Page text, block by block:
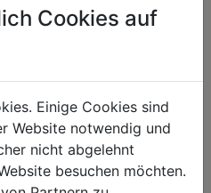
FAIRNESS
Nicht immer ist der günstigste Preis
auch ein guter Preis. Wir handeln
fair – im Hinblick auf unsere
Kalkulation, angemessene
Entlohnung und unsere
Cookies auf
Einige Cookies sind
Website notwendig und
nicht abgelehnt
besuchen möchten.